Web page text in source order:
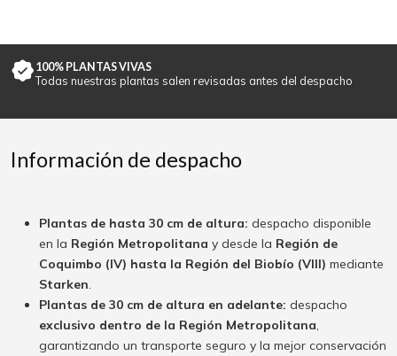
100% PLANTAS VIVAS
Todas nuestras plantas salen revisadas antes del despacho
Información de despacho
Plantas de hasta 30 cm de altura: despacho disponible
en la Región Metropolitana y desde la Región de
Coquimbo (IV) hasta la Región del Biobío (VIII) mediante
Starken.
Plantas de 30 cm de altura en adelante: despacho
exclusivo dentro de la Región Metropolitana,
garantizando un transporte seguro y la mejor conservación